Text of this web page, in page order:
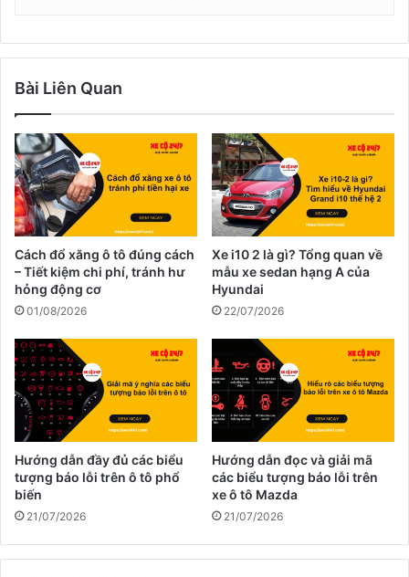
Bài Liên Quan
Cách đổ xăng ô tô đúng cách
– Tiết kiệm chi phí, tránh hư
hỏng động cơ
01/08/2026
Xe i10 2 là gì? Tổng quan về
mẫu xe sedan hạng A của
Hyundai
22/07/2026
Hướng dẫn đầy đủ các biểu
tượng báo lỗi trên ô tô phổ
biến
21/07/2026
Hướng dẫn đọc và giải mã
các biểu tượng báo lỗi trên
xe ô tô Mazda
21/07/2026